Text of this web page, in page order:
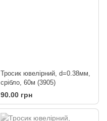
Тросик ювелірний, d=0.38мм,
срібло, 60м (3905)
90.00 грн